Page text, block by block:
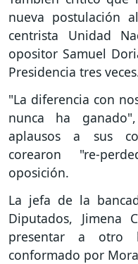
nueva postulación
centrista Unidad
opositor Samuel
Presidencia tres
"La diferencia con
nunca ha
aplausos a sus
corearon "re-
oposición.
La jefa de la
Diputados, Jimena
presentar a otro
conformado por